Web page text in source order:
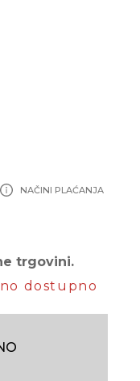
NAČINI PLAĆANJA
trgovini.
dostupno